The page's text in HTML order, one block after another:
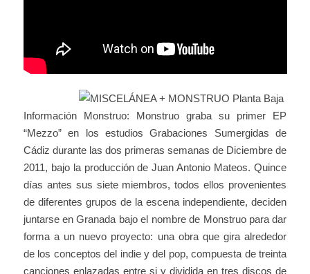
Información Monstruo: Monstruo graba su primer EP
“Mezzo” en los estudios Grabaciones Sumergidas de
Cádiz durante las dos primeras semanas de Diciembre de
2011, bajo la producción de Juan Antonio Mateos. Quince
días antes sus siete miembros, todos ellos provenientes
de diferentes grupos de la escena independiente, deciden
juntarse en Granada bajo el nombre de Monstruo para dar
forma a un nuevo proyecto: una obra que gira alrededor
de los conceptos del indie y del pop, compuesta de treinta
canciones enlazadas entre si y dividida en tres discos de